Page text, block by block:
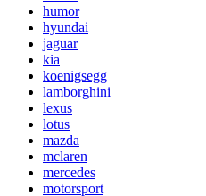
humor
hyundai
jaguar
kia
koenigsegg
lamborghini
lexus
lotus
mazda
mclaren
mercedes
motorsport